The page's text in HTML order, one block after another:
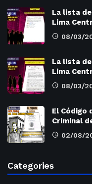
La lista
Lima
08/03/
La lista
Lima
08/03/
El Código
Criminal
02/08/
Categories